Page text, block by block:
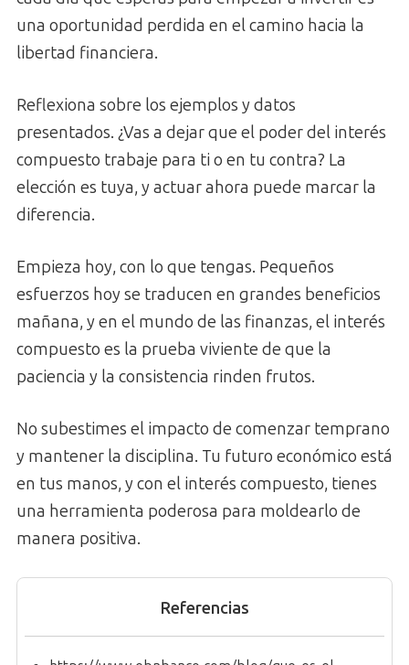
una oportunidad perdida en el camino hacia la
libertad financiera.
Reflexiona sobre los ejemplos y datos
presentados. ¿Vas a dejar que el poder del interés
compuesto trabaje para ti o en tu contra? La
elección es tuya, y actuar ahora puede marcar la
diferencia.
Empieza hoy, con lo que tengas. Pequeños
esfuerzos hoy se traducen en grandes beneficios
mañana, y en el mundo de las finanzas, el interés
compuesto es la prueba viviente de que la
paciencia y la consistencia rinden frutos.
No subestimes el impacto de comenzar temprano
y mantener la disciplina. Tu futuro económico está
en tus manos, y con el interés compuesto, tienes
una herramienta poderosa para moldearlo de
manera positiva.
Referencias